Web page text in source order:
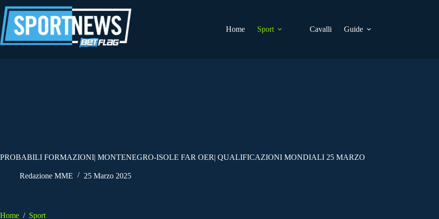
al
contenuto
Home
Sport Cavalli Guide
PROBABILI FORMAZIONI| MONTENEGRO-ISOLE FAR OER| QUALIFICAZIONI MONDIALI 25 MARZO
Redazione MME 25 Marzo 2025
Home / Sport